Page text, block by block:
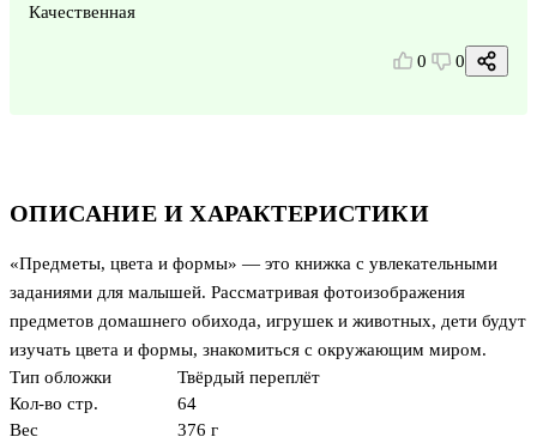
ОПИСАНИЕ И ХАРАКТЕРИСТИКИ
«Предметы, цвета и формы» — это книжка с увлекательными
заданиями для малышей. Рассматривая фотоизображения
предметов домашнего обихода, игрушек и животных, дети будут
изучать цвета и формы, знакомиться с окружающим миром.
Тип обложки
Твёрдый переплёт
Кол-во стр.
64
Вес
376 г
Качественная
0 0